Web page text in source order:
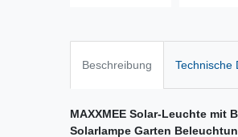
Beschreibung Technische
MAXXMEE Solar-Leuchte mit
Solarlampe Garten